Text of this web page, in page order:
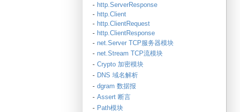
http.ServerResponse
http.Client
http.ClientRequest
http.ClientResponse
net.Server TCP服务器模块
net.Stream TCP流模块
Crypto 加密模块
DNS 域名解析
dgram 数据报
Assert 断言
Path模块